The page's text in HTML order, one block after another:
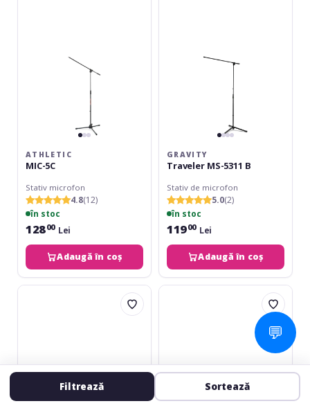
ATHLETIC
MIC-5C
Stativ microfon
4.8(12)
în stoc
12800 Lei
Adaugă în coș
GRAVITY
Traveler MS-5311 B
Stativ de microfon
5.0(2)
în stoc
11900 Lei
Adaugă în coș
Adam
Gravity
Filtrează Sortează
💬